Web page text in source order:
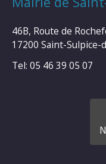
46B, Route de
17200 Saint-Sulpice-
Tel: 05 46 39 05 07